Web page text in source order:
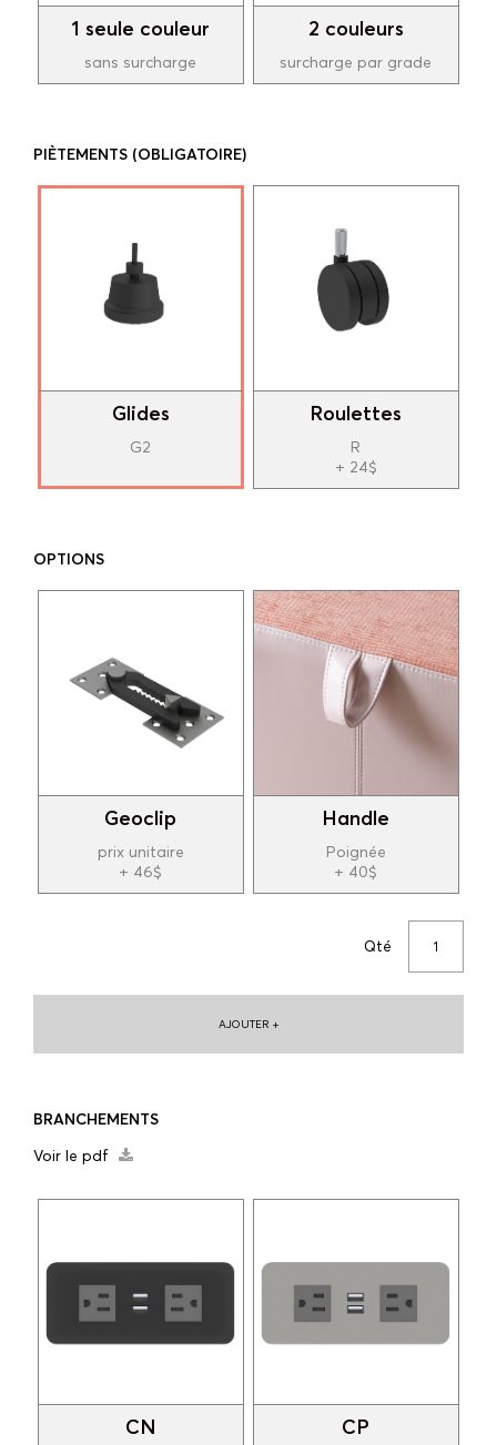
1 seule couleur
sans surcharge
2 couleurs
surcharge par grade
PIÈTEMENTS (OBLIGATOIRE)
Glides
G2
Roulettes
R
+ 24$
OPTIONS
Geoclip
prix unitaire
+ 46$
Handle
Poignée
+ 40$
Qté
AJOUTER +
BRANCHEMENTS
Voir le pdf
CN CP